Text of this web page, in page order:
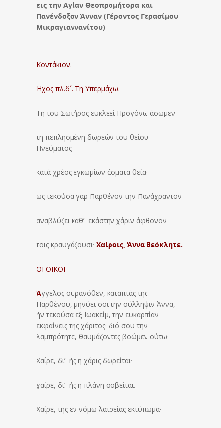
εις την Αγίαν Θεοπρομήτορα και
Πανένδοξον Άνναν (Γέροντος Γερασίμου
Μικραγιαννανίτου)
Κοντάκιον.
Ήχος πλ.δ´. Τη Υπερμάχω.
Τη του Σωτήρος ευκλεεί Προγόνω άσωμεν
τη πεπλησμένη δωρεών του θείου
Πνεύματος
κατά χρέος εγκωμίων άσματα θεία·
ως τεκούσα γαρ Παρθένον την Πανάχραντον
αναβλύζει καθ’ εκάστην χάριν άφθονον
τοις κραυγάζουσι· Χαίροις, Άννα θεόκλητε.
ΟΙ ΟΙΚΟΙ
Άγγελος ουρανόθεν, καταπτάς της
Παρθένου, μηνύει σοι την σύλληψιν Άννα,
ήν τεκούσα εξ Ιωακείμ, την ευκαρπίαν
εκφαίνεις της χάριτος· διό σου την
λαμπρότητα, θαυμάζοντες βοώμεν ούτω·
Χαίρε, δι’ ής η χάρις δωρείται·
χαίρε, δι’ ής η πλάνη σοβείται.
Χαίρε, της εν νόμω λατρείας εκτύπωμα·